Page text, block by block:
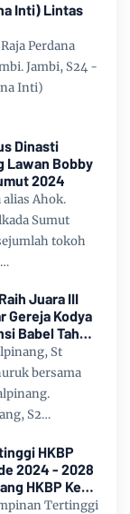
Inti) Lintas
Perdana
Jambi, S24 -
Inti)
Dinasti
Lawan Bobby
2024
alias Ahok.
Sumut
tokoh
Juara III
Gereja Kodya
Babel Tahun
St
bersama
S2…
HKBP
2024 - 2028
HKBP Ke
Tertinggi